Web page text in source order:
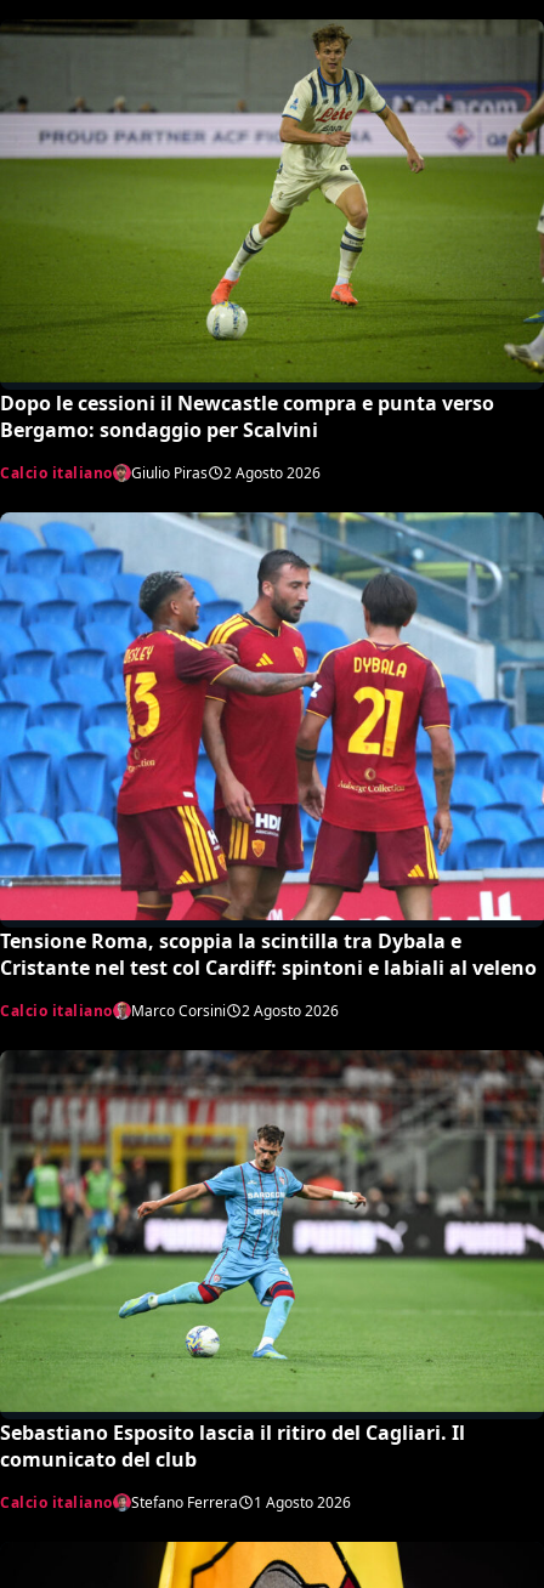
Dopo le cessioni il Newcastle compra e punta verso
Bergamo: sondaggio per Scalvini
Calcio italiano Giulio Piras 2 Agosto 2026
Tensione Roma, scoppia la scintilla tra Dybala e
Cristante nel test col Cardiff: spintoni e labiali al veleno
Calcio italiano Marco Corsini 2 Agosto 2026
Sebastiano Esposito lascia il ritiro del Cagliari. Il
comunicato del club
Calcio italiano Stefano Ferrera 1 Agosto 2026